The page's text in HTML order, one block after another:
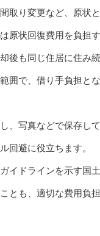
取り変更など、原状
原状回復費用を負担
後も同じ住居に住み
囲で、借り手負担と
、写真などで保存し
回避に役立ちます。
イドラインを示す国
とも、適切な費用負